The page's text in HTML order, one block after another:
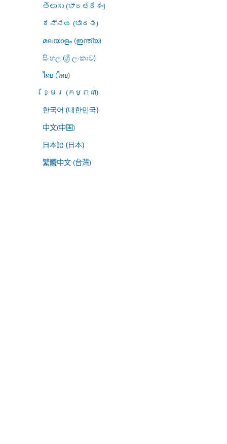
తెలుగు (భారతదేశం)
ಕನ್ನಡ (ಭಾರತ)
മലയാളം (ഇന്ത്യ)
සිංහල (ශ්‍රී ලංකාව)
ไทย (ไทย)
ខ្មែរ (កម្ពុជា)
한국어 (대한민국)
中文(中国)
日本語 (日本)
繁體中文 (台灣)